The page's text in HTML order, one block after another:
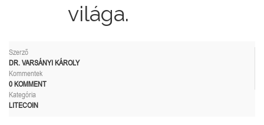
világa.
Szerző
DR. VARSÁNYI KÁROLY
Kommentek
0 KOMMENT
Kategória
LITECOIN